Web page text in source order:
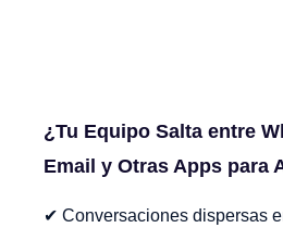
¿Tu Equipo Salta entre
Email y Otras Apps para
✔ Conversaciones dispersas